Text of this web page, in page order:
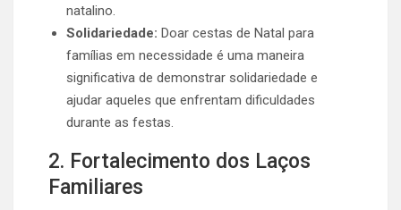
natalino.
Solidariedade: Doar cestas de Natal para
famílias em necessidade é uma maneira
significativa de demonstrar solidariedade e
ajudar aqueles que enfrentam dificuldades
durante as festas.
2. Fortalecimento dos Laços
Familiares